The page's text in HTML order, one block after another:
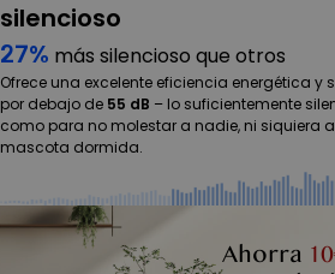
silencioso
27% más silencioso que otros
Ofrece una excelente eficiencia energética y
por debajo de 55 dB – lo suficientemente
como para no molestar a nadie, ni siquiera
mascota dormida.
20 dB 50 dB 60 dB 80
Ahorra